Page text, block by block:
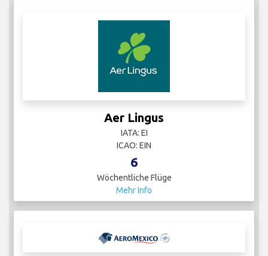
Aer Lingus
IATA: EI
ICAO: EIN
6
Wöchentliche Flüge
Mehr Info